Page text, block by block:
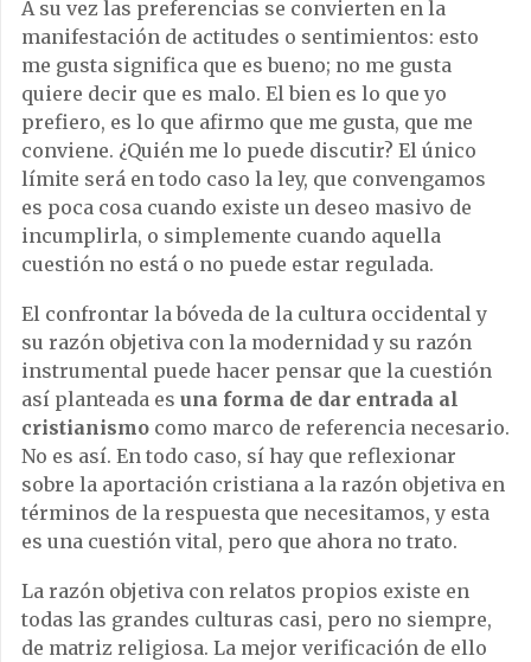
A su vez las preferencias se convierten en la
manifestación de actitudes o sentimientos: esto
me gusta significa que es bueno; no me gusta
quiere decir que es malo. El bien es lo que yo
prefiero, es lo que afirmo que me gusta, que me
conviene. ¿Quién me lo puede discutir? El único
límite será en todo caso la ley, que convengamos
es poca cosa cuando existe un deseo masivo de
incumplirla, o simplemente cuando aquella
cuestión no está o no puede estar regulada.
El confrontar la bóveda de la cultura occidental y
su razón objetiva con la modernidad y su razón
instrumental puede hacer pensar que la cuestión
así planteada es una forma de dar entrada al
cristianismo como marco de referencia necesario.
No es así. En todo caso, sí hay que reflexionar
sobre la aportación cristiana a la razón objetiva en
términos de la respuesta que necesitamos, y esta
es una cuestión vital, pero que ahora no trato.
La razón objetiva con relatos propios existe en
todas las grandes culturas casi, pero no siempre,
de matriz religiosa. La mejor verificación de ello